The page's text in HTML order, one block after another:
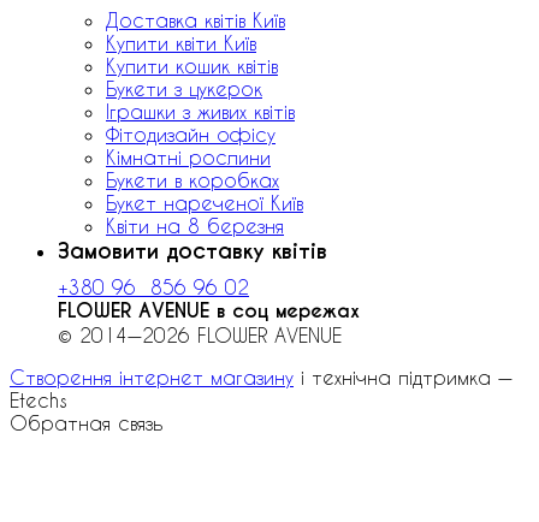
Доставка квітів Київ
Купити квіти Київ
Купити кошик квітів
Букети з цукерок
Іграшки з живих квітів
Фітодизайн офісу
Кімнатні рослини
Букети в коробках
Букет нареченої Київ
Квіти на 8 березня
Замовити доставку квітів
+380 96 856 96 02
FLOWER AVENUE в соц мережах
© 2014—2026 FLOWER AVENUE
Створення інтернет магазину і технічна підтримка —
Etechs
Обратная связь